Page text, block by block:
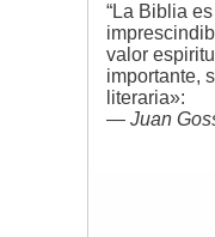
“La Biblia
valor
importante,
literaria»:
— Juan